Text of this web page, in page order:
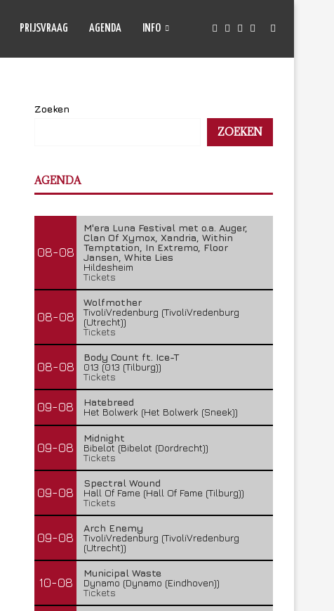
PRIJSVRAAG AGENDA INFO
Zoeken
ZOEKEN
AGENDA
08-08
M'era Luna Festival met o.a. Auger,
Clan Of Xymox, Xandria, Within
Temptation, In Extremo, Floor
Jansen, White Lies
Hildesheim
Tickets
08-08
Wolfmother
TivoliVredenburg (TivoliVredenburg
(Utrecht))
Tickets
08-08
Body Count ft. Ice-T
013 (013 (Tilburg))
Tickets
09-08
Hatebreed
Het Bolwerk (Het Bolwerk (Sneek))
09-08
Midnight
Bibelot (Bibelot (Dordrecht))
Tickets
09-08
Spectral Wound
Hall Of Fame (Hall Of Fame (Tilburg))
Tickets
09-08
Arch Enemy
TivoliVredenburg (TivoliVredenburg
(Utrecht))
10-08
Municipal Waste
Dynamo (Dynamo (Eindhoven))
Tickets